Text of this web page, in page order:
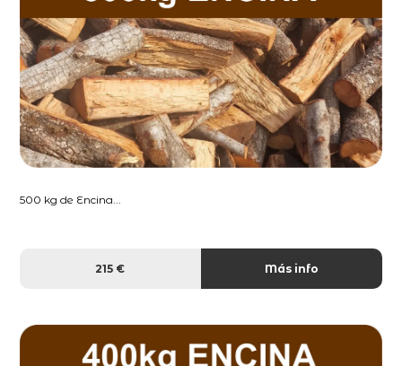
500 kg de Encina...
215 € Más info